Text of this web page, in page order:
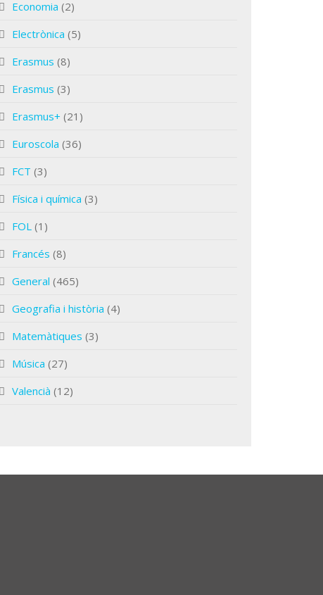
Economia (2)
Electrònica (5)
Erasmus (8)
Erasmus (3)
Erasmus+ (21)
Euroscola (36)
FCT (3)
Física i química (3)
FOL (1)
Francés (8)
General (465)
Geografia i història (4)
Matemàtiques (3)
Música (27)
Valencià (12)